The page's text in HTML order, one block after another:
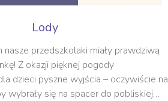
Lody
przedszkolaki miały prawdziwą
Z okazji pięknej pogody
dzieci pyszne wyjścia – oczywiście na
wybrały się na spacer do pobliskiej…